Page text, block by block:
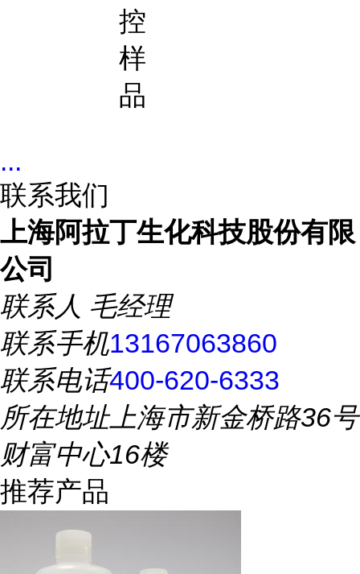
控
样
品
...
联系我们
上海阿拉丁生化科技股份有限
公司
联系人 毛经理
联系手机13167063860
联系电话400-620-6333
所在地址上海市新金桥路36号
财富中心16楼
推荐产品